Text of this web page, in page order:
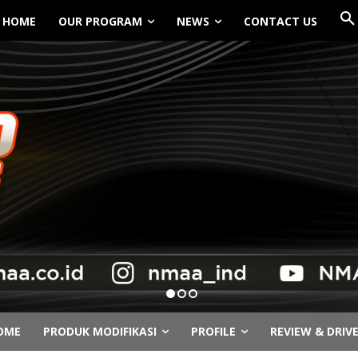
HOME OUR PROGRAM NEWS CONTACT US
PRODUK MODIFIKASI PROFILE REVIEW & DRIVE